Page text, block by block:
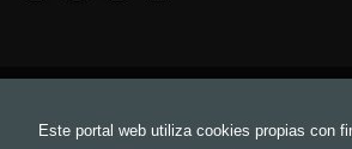
Este portal web utiliza cookies propias con